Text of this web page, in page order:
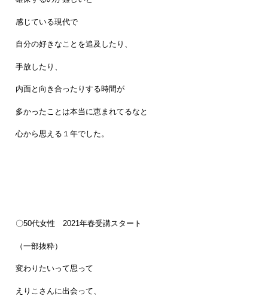
感じている現代で
自分の好きなことを追及したり、
手放したり、
内面と向き合ったりする時間が
多かったことは本当に恵まれてるなと
心から思える１年でした。
〇50代女性 2021年春受講スタート
（一部抜粋）
変わりたいって思って
えりこさんに出会って、